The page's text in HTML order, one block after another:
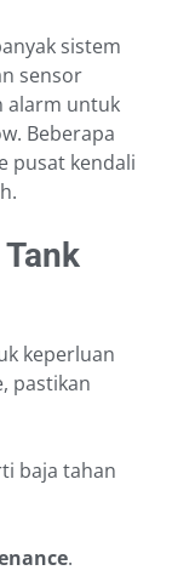
sistem
sensor
alarm untuk
Beberapa
pusat kendali
keperluan
pastikan
baja tahan
.